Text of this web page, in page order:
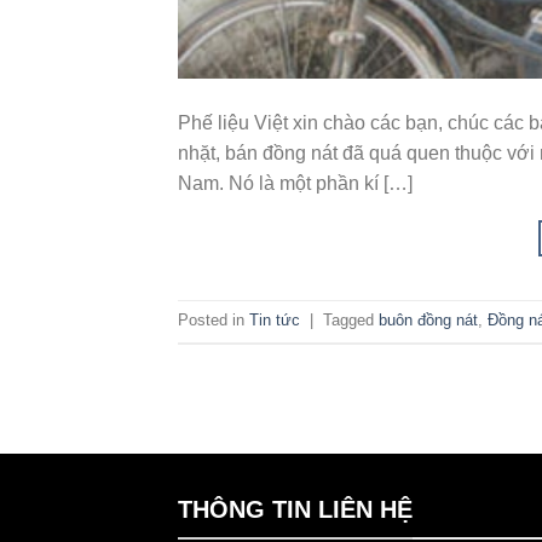
Phế liệu Việt xin chào các bạn, chúc các
nhặt, bán đồng nát đã quá quen thuộc
Nam. Nó là một phần kí […]
Posted in Tin tức Tagged buôn đồng nát, Đồng
THÔNG TIN LIÊN HỆ